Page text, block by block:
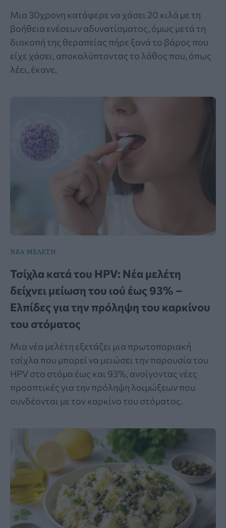
Μια 30χρονη κατάφερε να χάσει 20 κιλά με τη
βοήθεια ενέσεων αδυνατίσματος, όμως μετά τη
διακοπή της θεραπείας πήρε ξανά το βάρος που
είχε χάσει, αποκαλύπτοντας το λάθος που, όπως
λέει, έκανε.
ΝΕΑ ΜΕΛΕΤΗ
Τσίχλα κατά του HPV: Νέα μελέτη
δείχνει μείωση του ιού έως 93% –
Ελπίδες για την πρόληψη του καρκίνου
του στόματος
Μια νέα μελέτη εξετάζει μια πρωτοποριακή
τσίχλα που μπορεί να μειώσει την παρουσία του
HPV στο στόμα έως και 93%, ανοίγοντας νέες
προοπτικές για την πρόληψη λοιμώξεων που
συνδέονται με τον καρκίνο του στόματος.